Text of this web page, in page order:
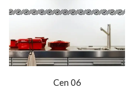
Cen 06